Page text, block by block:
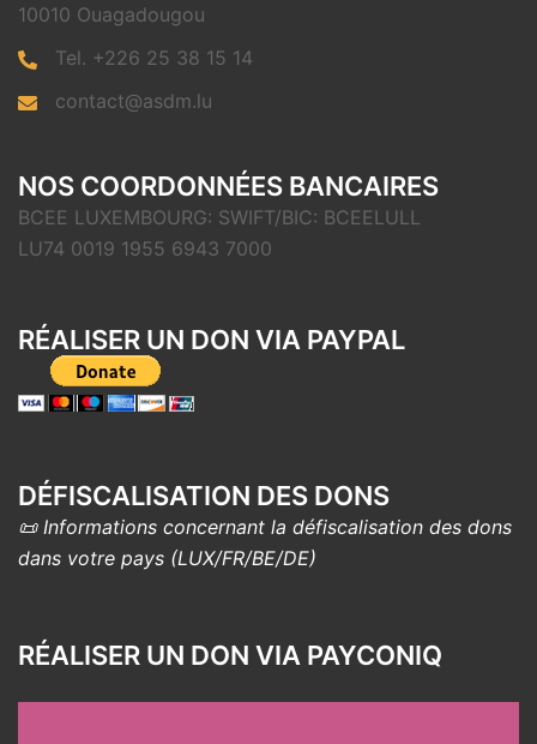
10010 Ouagadougou
Tel. +226 25 38 15 14
contact@asdm.lu
NOS COORDONNÉES BANCAIRES
BCEE LUXEMBOURG: SWIFT/BIC: BCEELULL
LU74 0019 1955 6943 7000
RÉALISER UN DON VIA PAYPAL
DÉFISCALISATION DES DONS
📜 Informations concernant la défiscalisation des dons
dans votre pays (LUX/FR/BE/DE)
RÉALISER UN DON VIA PAYCONIQ